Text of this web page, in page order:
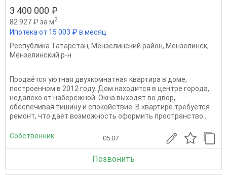
3 400 000 ₽
82 927 ₽ за м2
Ипотека от 15 003 ₽ в месяц
Республика Татарстан, Мензелинский район, Мензелинск,
Мензелинский р-н
Продаётся уютная двухкомнатная квартира в доме,
построенном в 2012 году. Дом находится в центре города,
недалеко от набережной. Окна выходят во двор,
обеспечивая тишину и спокойствие. В квартире требуется
ремонт, что даёт возможность оформить пространство...
Собственник 05.07
Позвонить